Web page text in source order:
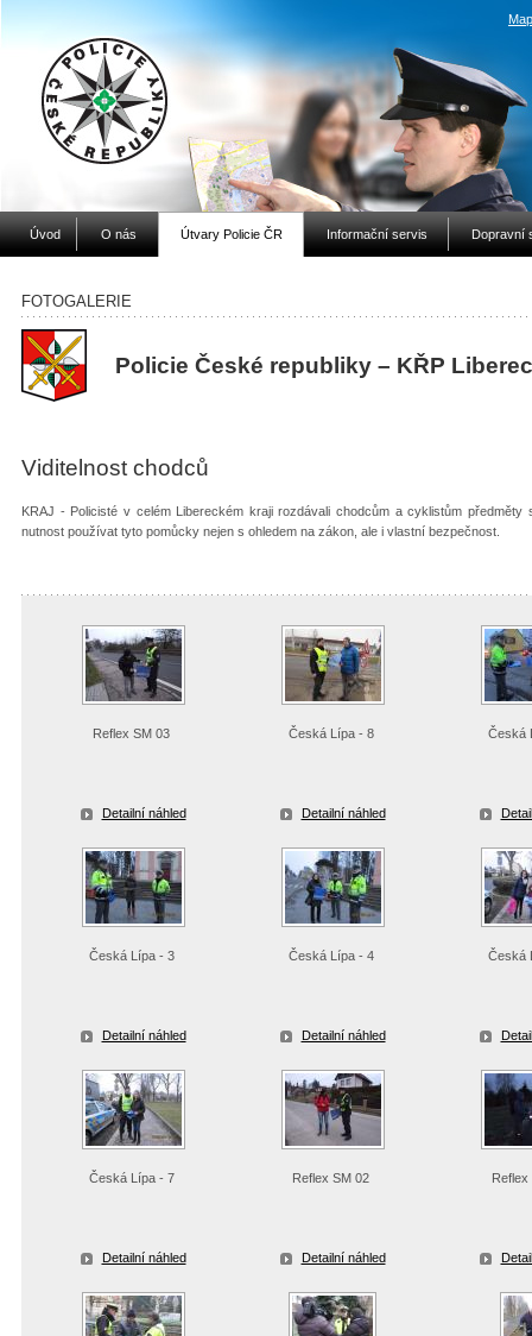
Úvod O nás Útvary Policie ČR Informační servis Dopravní
FOTOGALERIE
Policie České republiky – KŘP
Viditelnost chodců
KRAJ - Policisté v celém Libereckém kraji rozdávali chodcům a cyklistům
nutnost používat tyto pomůcky nejen s ohledem na zákon, ale i vlastní bezpečnost.
Reflex SM 03
Detailní náhled
Česká Lípa - 8
Detailní náhled
Česká
Česká Lípa - 3
Detailní náhled
Česká Lípa - 4
Detailní náhled
Česká
Česká Lípa - 7
Detailní náhled
Reflex SM 02
Detailní náhled